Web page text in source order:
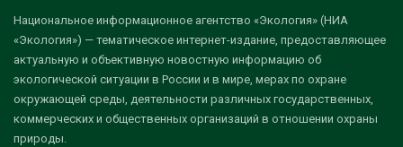
Национальное информационное агентство «Экология» (НИА
«Экология») — тематическое интернет-издание, предоставляющее
актуальную и объективную новостную информацию об
экологической ситуации в России и в мире, мерах по охране
окружающей среды, деятельности различных государственных,
коммерческих и общественных организаций в отношении охраны
природы.